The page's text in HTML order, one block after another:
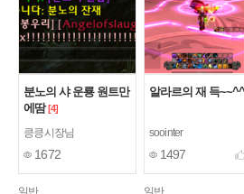
분노의 샤 운룡 원트만
에땀 [4]
킁킁시장님
1672
알라르의 재 득~~^^
soointer
1497
일반 일반